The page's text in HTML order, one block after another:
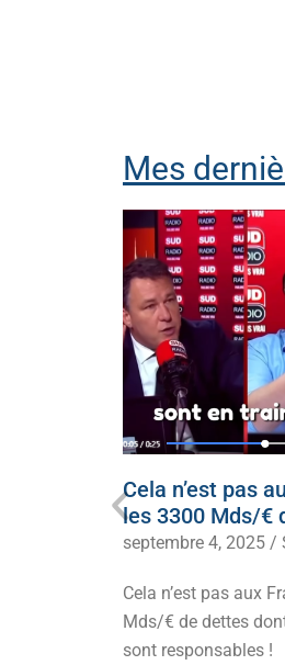
Mes
Cela n’est pas
les 3300 Mds/€
septembre 4, 2025 /
Cela n’est pas aux
Mds/€ de dettes
sont responsables !